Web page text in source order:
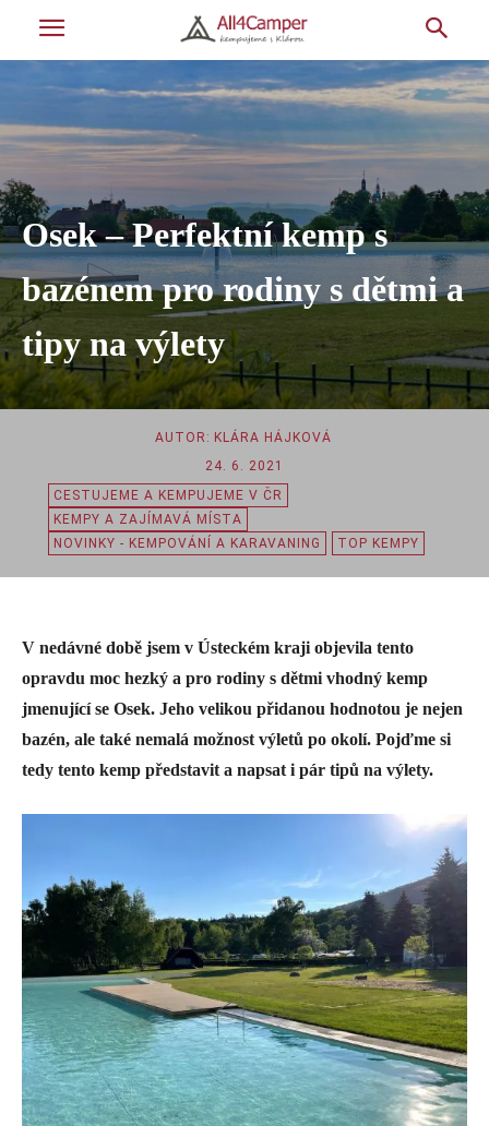
Osek – Perfektní kemp s
bazénem pro rodiny s dětmi a
tipy na výlety
AUTOR: KLÁRA HÁJKOVÁ
24. 6. 2021
CESTUJEME A KEMPUJEME V ČR
KEMPY A ZAJÍMAVÁ MÍSTA
NOVINKY - KEMPOVÁNÍ A KARAVANING
TOP KEMPY
V nedávné době jsem v Ústeckém kraji objevila tento
opravdu moc hezký a pro rodiny s dětmi vhodný kemp
jmenující se Osek. Jeho velikou přidanou hodnotou je nejen
bazén, ale také nemalá možnost výletů po okolí. Pojďme si
tedy tento kemp představit a napsat i pár tipů na výlety.